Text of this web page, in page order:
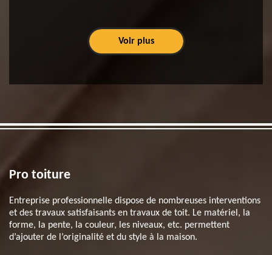
Voir plus
Pro toiture
Entreprise professionnelle dispose de nombreuses interventions
et des travaux satisfaisants en travaux de toit. Le matériel, la
forme, la pente, la couleur, les niveaux, etc. permettent
d’ajouter de l’originalité et du style à la maison.